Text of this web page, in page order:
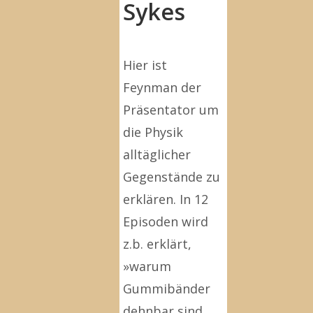
Sykes
Hier ist
Feynman der
Präsentator um
die Physik
alltäglicher
Gegenstände zu
erklären. In 12
Episoden wird
z.b. erklärt,
»warum
Gummibänder